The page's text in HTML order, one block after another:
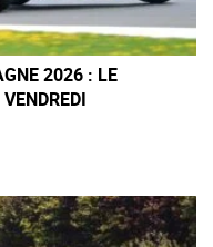
2026 : LE